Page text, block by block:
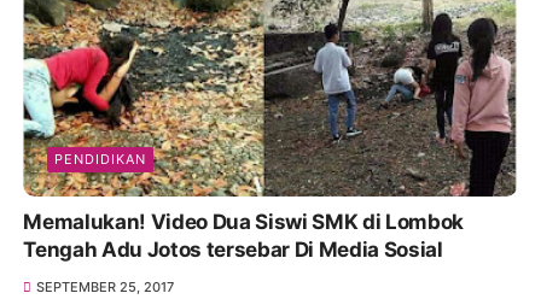
PENDIDIKAN
Memalukan! Video Dua Siswi SMK di Lombok
Tengah Adu Jotos tersebar Di Media Sosial
SEPTEMBER 25, 2017